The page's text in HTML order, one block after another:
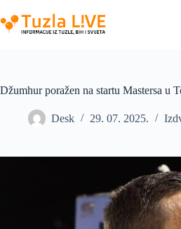
to
content
Džumhur poražen na startu Mastersa u
Desk 29. 07. 2025.